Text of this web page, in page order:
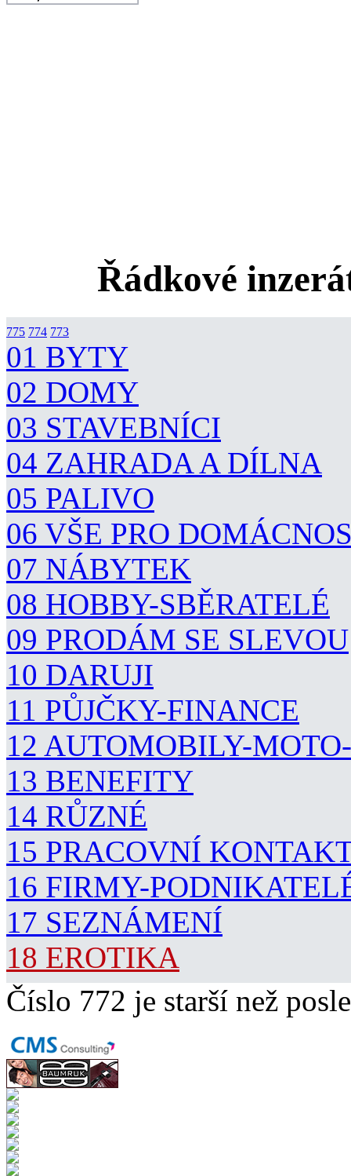
Řádkové
775 774 773
01 BYTY
02 DOMY
03 STAVEBNÍCI
04 ZAHRADA A DÍLNA
05 PALIVO
06 VŠE PRO
07 NÁBYTEK
08 HOBBY-SBĚRATELÉ
09 PRODÁM SE SLEVOU
10 DARUJI
11 PŮJČKY-FINANCE
12 AUTOMOBILY-
13 BENEFITY
14 RŮZNÉ
15 PRACOVNÍ
16 FIRMY-
17 SEZNÁMENÍ
18 EROTIKA
Číslo 772 je starší než